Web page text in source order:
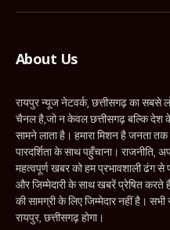
About Us
रायपुर न्यूज नेटवर्क, छत्तीसगढ़ का सबसे
चैनल है,जो न केवल छत्तीसगढ़ बल्कि देश
सामने लाता है। हमारा मिशन है जनता तक
पारदर्शिता के साथ पहुँचाना।
महत्वपूर्ण खबर को हम प्रभावशाली ढंग
और जिम्मेदारी के साथ खबरें प्रेषित करते
की सामग्री के लिए जिम्मेदार नहीं है।
रायपुर, छत्तीसगढ़ होगा।